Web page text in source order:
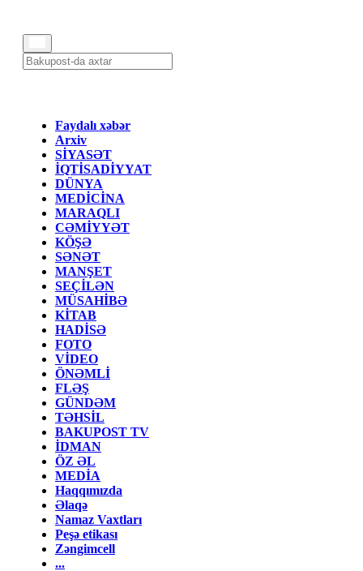
Faydalı xəbər
Arxiv
SİYASƏT
İQTİSADİYYAT
DÜNYA
MEDİCİNA
MARAQLI
CƏMİYYƏT
KÖŞƏ
SƏNƏT
MANŞET
SEÇİLƏN
MÜSAHİBƏ
KİTAB
HADİSƏ
FOTO
VİDEO
ÖNƏMLİ
FLƏŞ
GÜNDƏM
TƏHSİL
BAKUPOST TV
İDMAN
ÖZ ƏL
MEDİA
Haqqımızda
Əlaqə
Namaz Vaxtları
Peşə etikası
Zəngimcell
...